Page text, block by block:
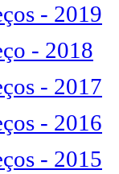
- 2019
- 2018
- 2017
- 2016
- 2015